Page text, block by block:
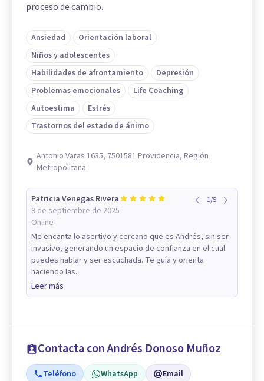
proceso de cambio.
Ansiedad
Orientación laboral
Niños y adolescentes
Habilidades de afrontamiento
Depresión
Problemas emocionales
Life Coaching
Autoestima
Estrés
Trastornos del estado de ánimo
Antonio Varas 1635, 7501581 Providencia, Región
Metropolitana
Patricia Venegas Rivera
9 de septiembre de 2025
Online
1/5
Me encanta lo asertivo y cercano que es Andrés, sin ser
invasivo, generando un espacio de confianza en el cual
puedes hablar y ser escuchada. Te guía y orienta
haciendo las...
Leer más
Contacta con Andrés Donoso Muñoz
Teléfono WhatsApp Email